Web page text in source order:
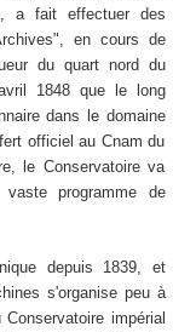
a fait effectuer des
en cours de
du quart nord du
1848 que le long
dans le domaine
officiel au Cnam du
le Conservatoire va
programme de
depuis 1839, et
s'organise peu à
impérial